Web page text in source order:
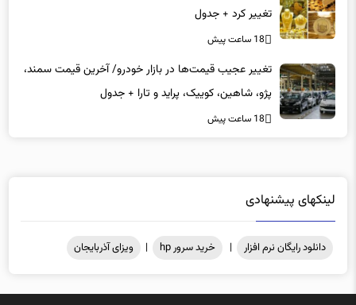
تغییر کرد + جدول
18 ساعت پیش
تغییر عجیب قیمت‌ها در بازار خودرو/ آخرین قیمت سمند،
پژو، شاهین، کوییک، پراید و تارا + جدول
18 ساعت پیش
لینکهای پیشنهادی
دانلود رایگان نرم افزار | خرید سرور hp | ویزای آذربایجان